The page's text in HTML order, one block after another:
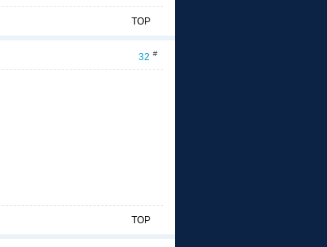
TOP
32 #
TOP